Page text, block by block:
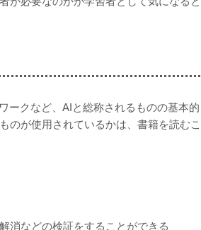
ークなど、AIと総称されるものの基本的
のが使用されているかは、書籍を読むこ
消などの検証をすることができる